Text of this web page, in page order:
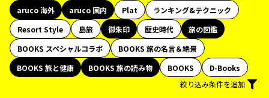
aruco 海外
aruco 国内 Plat
ランキング&テクニック
Resort Style
島旅 御朱印 歴史時代
旅の図鑑
BOOKS スペシャルコラボ
BOOKS 旅の名言＆絶景
BOOKS 旅と健康
BOOKS 旅の読み物 BOOKS
D-Books
絞り込み条件を追加